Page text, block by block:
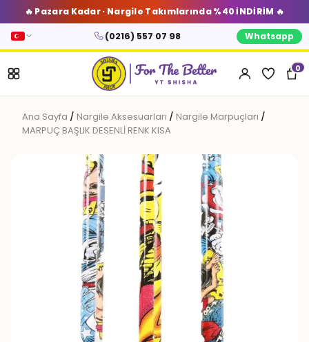
🔥 Pazara Kadar · Nargile Takımlarında %40 İNDİRİM 🔥
(0216) 557 07 98 Whatsapp
0
Ana Sayfa / Nargile Aksesuarları / Nargile Marpuçları /
MARPUÇ BAŞLIK DESENLİ RENK KISA